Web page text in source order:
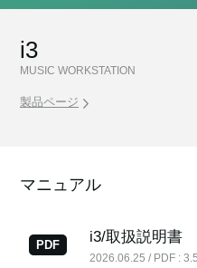
Features
Store Locator
i3
MUSIC WORKSTATION
製品ページ
マニュアル
PDF i3/取扱説明書
2026.06.25 / PDF :